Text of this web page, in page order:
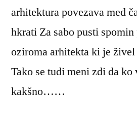
arhitektura povezava med
hkrati Za sabo pusti spomin
oziroma arhitekta ki je živel
Tako se tudi meni zdi da
kakšno……